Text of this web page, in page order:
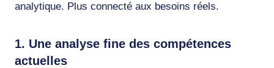
analytique. Plus connecté aux besoins réels.
1. Une analyse fine des compétences
actuelles